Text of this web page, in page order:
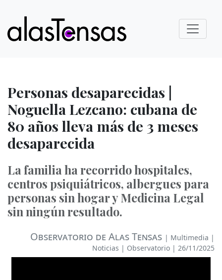
Personas desaparecidas |
Noguella Lezcano: cubana de
80 años lleva más de 3 meses
desaparecida
La familia ha recorrido hospitales,
centros psiquiátricos, albergues para
personas sin hogar y Medicina Legal
sin ningún resultado.
Observatorio de Alas Tensas | Multimedia |
Noticias | Observatorio | 26/11/2025